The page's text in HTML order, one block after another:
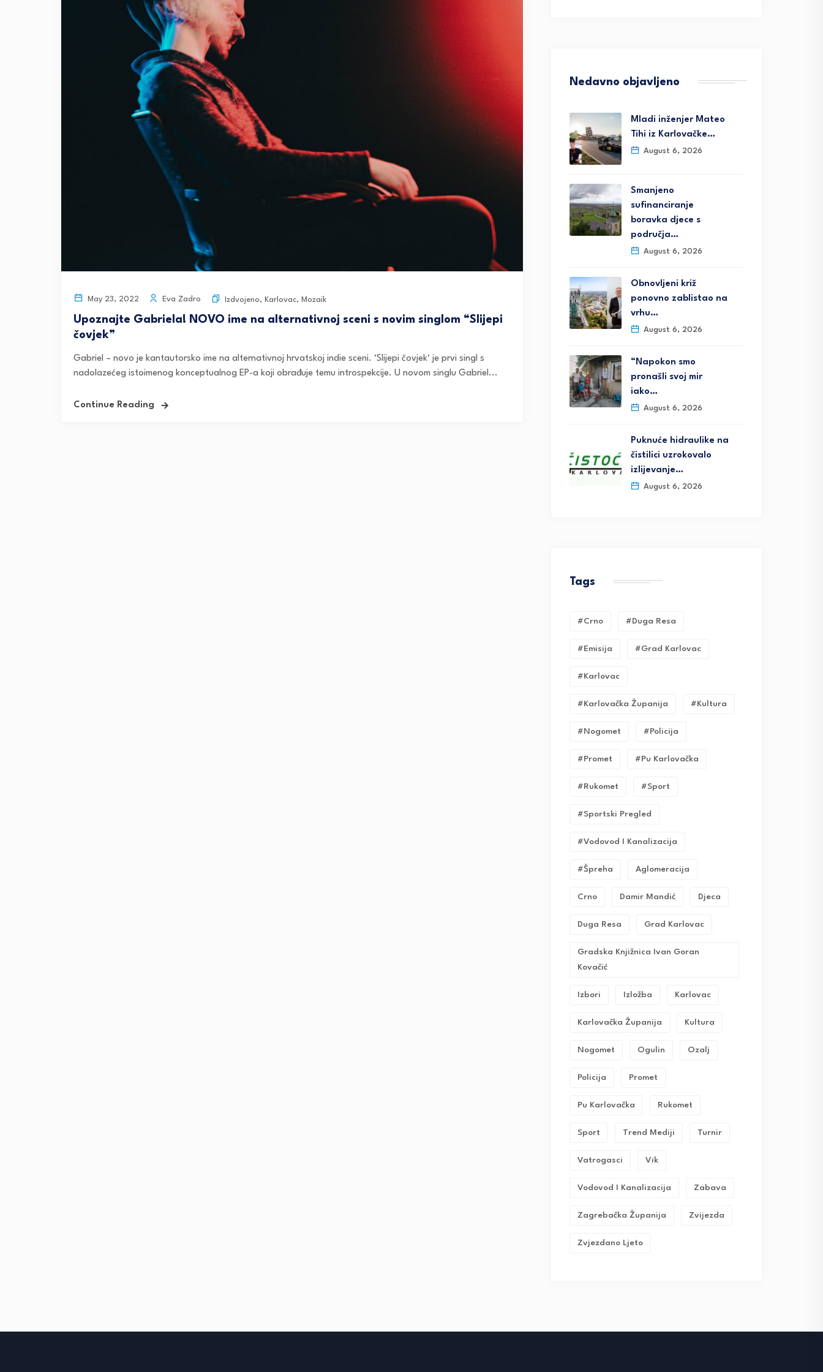
May 23, 2022 Eva Zadro Izdvojeno, Karlovac, Mozaik
Upoznajte Gabriela! NOVO ime na alternativnoj sceni s novim singlom “Slijepi
čovjek”
Gabriel – novo je kantautorsko ime na alternativnoj hrvatskoj indie sceni. ‘Slijepi čovjek‘ je prvi singl s
nadolazećeg istoimenog konceptualnog EP-a koji obrađuje temu introspekcije. U novom singlu Gabriel...
Continue Reading
Nedavno objavljeno
Mladi inženjer Mateo
Tihi iz Karlovačke…
August 6, 2026
Smanjeno
sufinanciranje
boravka djece s
područja…
August 6, 2026
Obnovljeni križ
ponovno zablistao na
vrhu…
August 6, 2026
“Napokon smo
pronašli svoj mir
iako…
August 6, 2026
Puknuće hidraulike na
čistilici uzrokovalo
izlijevanje…
August 6, 2026
Tags
#crno #duga Resa
#emisija #grad Karlovac
#karlovac
#karlovačka Županija #kultura
#nogomet #policija
#promet #pu Karlovačka
#rukomet #sport
#sportski Pregled
#vodovod I Kanalizacija
#Špreha Aglomeracija
Crno Damir Mandić Djeca
Duga Resa Grad Karlovac
Gradska Knjižnica Ivan Goran
Kovačić
Izbori Izložba Karlovac
Karlovačka Županija Kultura
Nogomet Ogulin Ozalj
Policija Promet
Pu Karlovačka Rukomet
Sport Trend Mediji Turnir
Vatrogasci Vik
Vodovod I Kanalizacija Zabava
Zagrebačka Županija Zvijezda
Zvjezdano Ljeto